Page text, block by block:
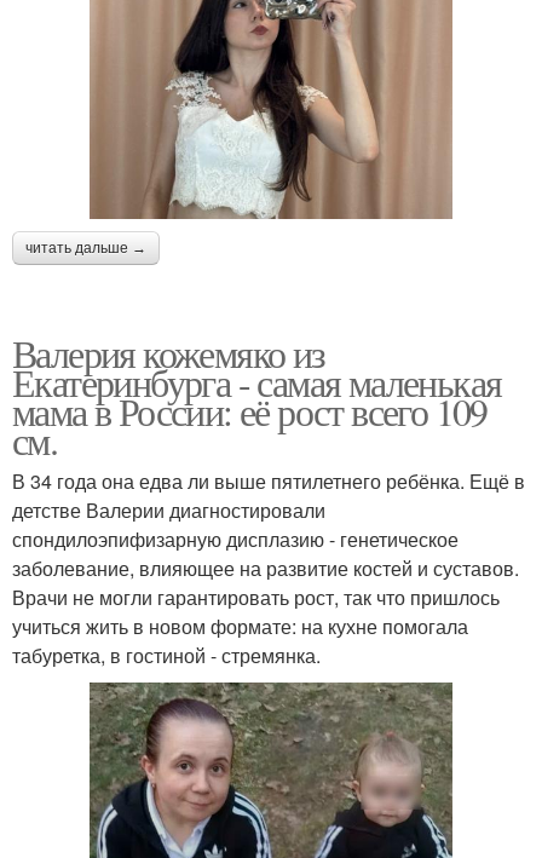
читать дальше →
Валерия кожемяко из
Екатеринбурга - самая маленькая
мама в России: её рост всего 109
см.
В 34 года она едва ли выше пятилетнего ребёнка. Ещё в
детстве Валерии диагностировали
спондилоэпифизарную дисплазию - генетическое
заболевание, влияющее на развитие костей и суставов.
Врачи не могли гарантировать рост, так что пришлось
учиться жить в новом формате: на кухне помогала
табуретка, в гостиной - стремянка.